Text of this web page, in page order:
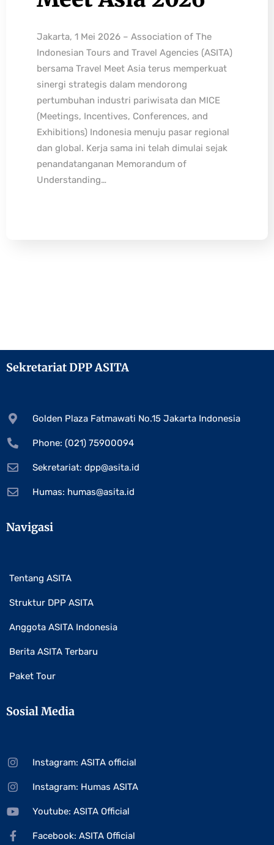
Jakarta, 1 Mei 2026 – Association of The
Indonesian Tours and Travel Agencies (ASITA)
bersama Travel Meet Asia terus memperkuat
sinergi strategis dalam mendorong
pertumbuhan industri pariwisata dan MICE
(Meetings, Incentives, Conferences, and
Exhibitions) Indonesia menuju pasar regional
dan global. Kerja sama ini telah dimulai sejak
penandatanganan Memorandum of
Understanding…
Sekretariat DPP ASITA
Golden Plaza Fatmawati No.15 Jakarta Indonesia
Phone: (021) 75900094
Sekretariat: dpp@asita.id
Humas: humas@asita.id
Navigasi
Tentang ASITA
Struktur DPP ASITA
Anggota ASITA Indonesia
Berita ASITA Terbaru
Paket Tour
Sosial Media
Instagram: ASITA official
Instagram: Humas ASITA
Youtube: ASITA Official
Facebook: ASITA Official